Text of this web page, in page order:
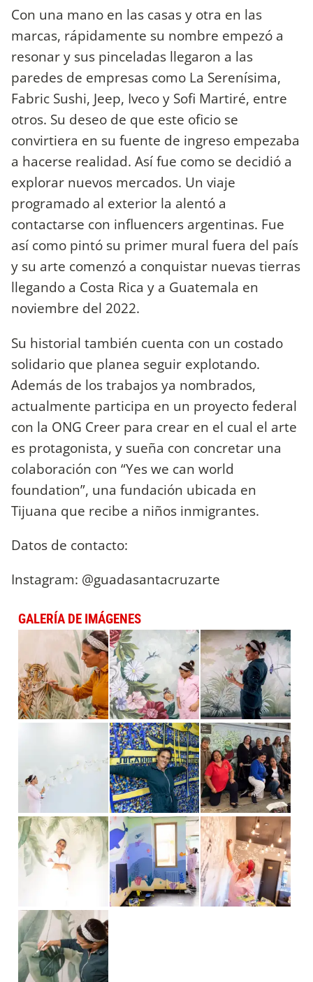
Con una mano en las casas y otra en las
marcas, rápidamente su nombre empezó a
resonar y sus pinceladas llegaron a las
paredes de empresas como La Serenísima,
Fabric Sushi, Jeep, Iveco y Sofi Martiré, entre
otros. Su deseo de que este oficio se
convirtiera en su fuente de ingreso empezaba
a hacerse realidad. Así fue como se decidió a
explorar nuevos mercados. Un viaje
programado al exterior la alentó a
contactarse con influencers argentinas. Fue
así como pintó su primer mural fuera del país
y su arte comenzó a conquistar nuevas tierras
llegando a Costa Rica y a Guatemala en
noviembre del 2022.
Su historial también cuenta con un costado
solidario que planea seguir explotando.
Además de los trabajos ya nombrados,
actualmente participa en un proyecto federal
con la ONG Creer para crear en el cual el arte
es protagonista, y sueña con concretar una
colaboración con “Yes we can world
foundation”, una fundación ubicada en
Tijuana que recibe a niños inmigrantes.
Datos de contacto:
Instagram: @guadasantacruzarte
GALERÍA DE IMÁGENES